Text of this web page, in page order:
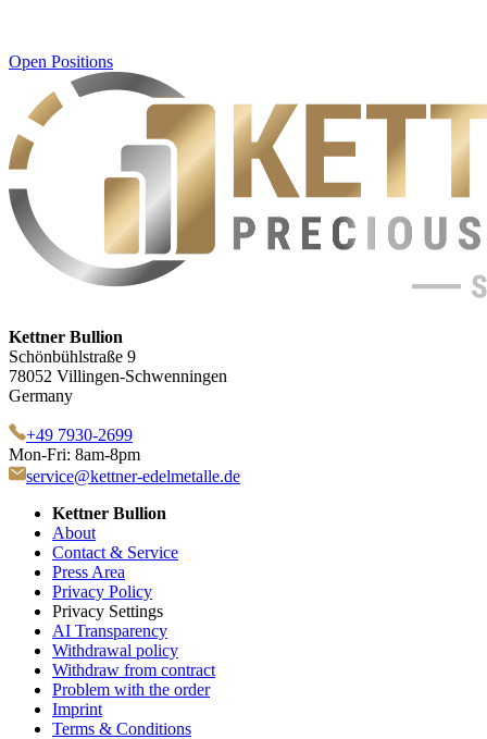
Open Positions
Kettner Bullion
Schönbühlstraße 9
78052 Villingen-Schwenningen
Germany
+49 7930-2699
Mon-Fri: 8am-8pm
service@kettner-edelmetalle.de
Kettner Bullion
About
Contact & Service
Press Area
Privacy Policy
Privacy Settings
AI Transparency
Withdrawal policy
Withdraw from contract
Problem with the order
Imprint
Terms & Conditions